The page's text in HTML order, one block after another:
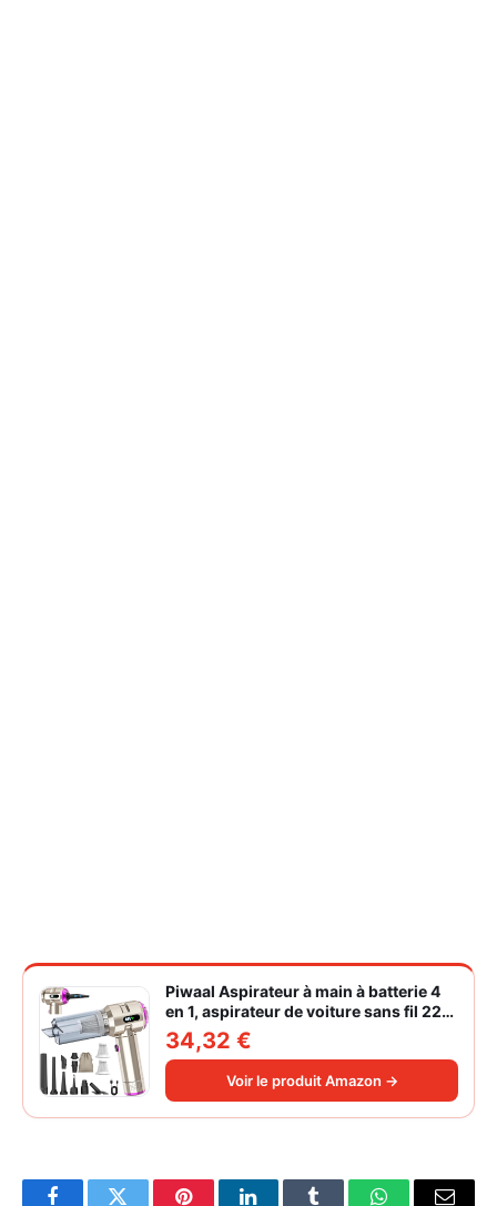
Piwaal Aspirateur à main à batterie 4
en 1, aspirateur de voiture sans fil 22
000 Pa avec moteur sans balais,
souffleur électrique à air comprimé
220 000 tr/min 3 vitesses pour poils
d'animaux
34,32 €
Voir le produit Amazon →